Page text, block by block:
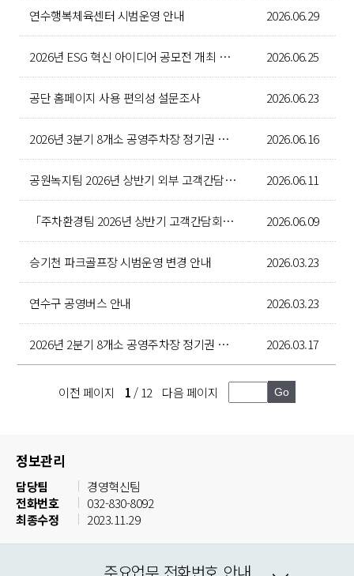
연수행복체육센터 시범운영 안내 2026.06.29
2026년 ESG 혁신 아이디어 공모전 개최 안내 2026.06.25
공단 홈페이지 사용 편의성 설문조사 2026.06.23
2026년 3분기 8개소 공영주차장 정기권 추첨 영상 2026.06.16
공원녹지팀 2026년 상반기 외부 고객간담회 참여 고객 모집 안내 공고 2026.06.11
「주차환경팀 2026년 상반기 고객간담회」 참여자 모집 안내 2026.06.09
승기천 파크골프장 시범운영 변경 안내 2026.03.23
연수구 공영버스 안내 2026.03.23
2026년 2분기 8개소 공영주차장 정기권 추첨 영상 2026.03.17
이전 페이지 1 / 12 다음 페이지
정보관리
담당팀
경영혁신팀
전화번호
032-830-8092
최종수정
2023.11.29